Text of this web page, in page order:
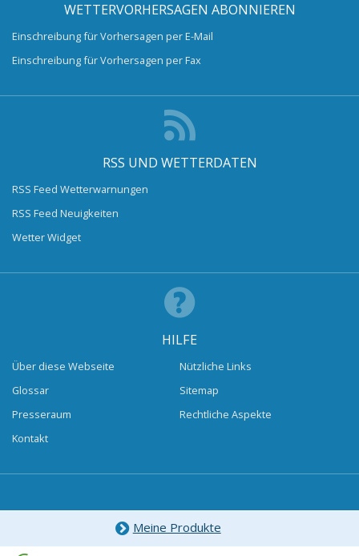
WETTERVORHERSAGEN ABONNIEREN
Einschreibung für Vorhersagen per E-Mail
Einschreibung für Vorhersagen per Fax
RSS UND WETTERDATEN
RSS Feed Wetterwarnungen
RSS Feed Neuigkeiten
Wetter Widget
HILFE
Über diese Webseite
Glossar
Presseraum
Kontakt
Nützliche Links
Sitemap
Rechtliche Aspekte
Meine Produkte